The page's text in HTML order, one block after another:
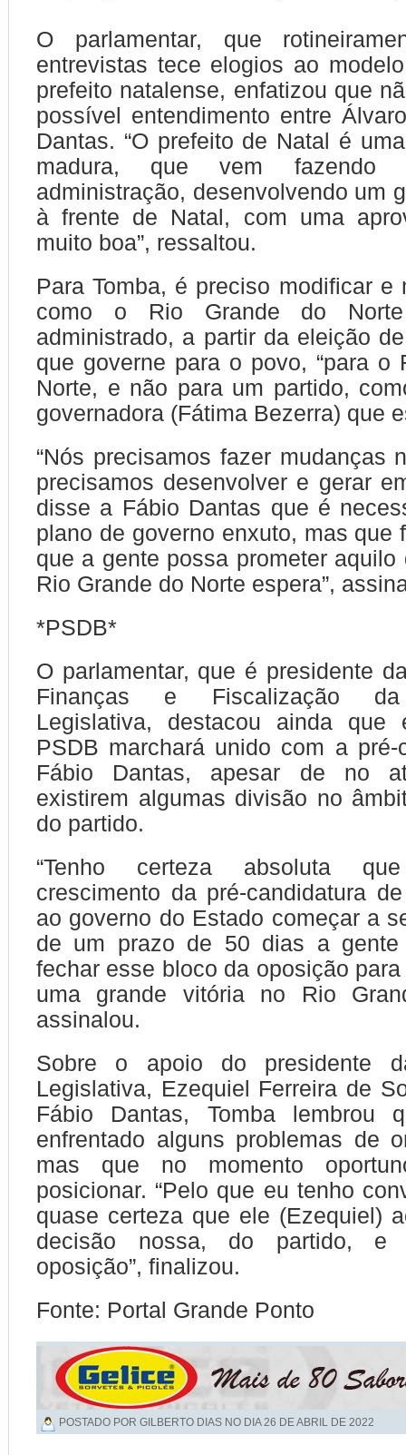
O parlamentar, que
entrevistas tece elogios ao
prefeito natalense, enfatizou que
possível entendimento entre
Dantas. “O prefeito de Natal é
madura, que vem fazendo
administração, desenvolvendo um
à frente de Natal, com uma
muito boa”, ressaltou.
Para Tomba, é preciso modificar e
como o Rio Grande do
administrado, a partir da eleição
que governe para o povo, “para o
Norte, e não para um partido,
governadora (Fátima Bezerra) que
“Nós precisamos fazer mudanças
precisamos desenvolver e gerar
disse a Fábio Dantas que é
plano de governo enxuto, mas que
que a gente possa prometer
Rio Grande do Norte espera”,
*PSDB*
O parlamentar, que é presidente
Finanças e Fiscalização da
Legislativa, destacou ainda que
PSDB marchará unido com a pré-
Fábio Dantas, apesar de no
existirem algumas divisão no
do partido.
“Tenho certeza absoluta
crescimento da pré-candidatura
ao governo do Estado começar a
de um prazo de 50 dias a gente
fechar esse bloco da oposição
uma grande vitória no Rio
assinalou.
Sobre o apoio do presidente
Legislativa, Ezequiel Ferreira de
Fábio Dantas, Tomba lembrou
enfrentado alguns problemas de
mas que no momento
posicionar. “Pelo que eu tenho
quase certeza que ele (Ezequiel)
decisão nossa, do partido, e
oposição”, finalizou.
Fonte: Portal Grande Ponto
POSTADO POR GILBERTO DIAS NO DIA26 DE ABRIL DE 2022